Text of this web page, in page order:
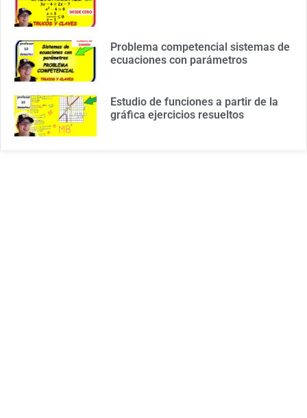
Problema competencial sistemas de
ecuaciones con parámetros
Estudio de funciones a partir de la
gráfica ejercicios resueltos